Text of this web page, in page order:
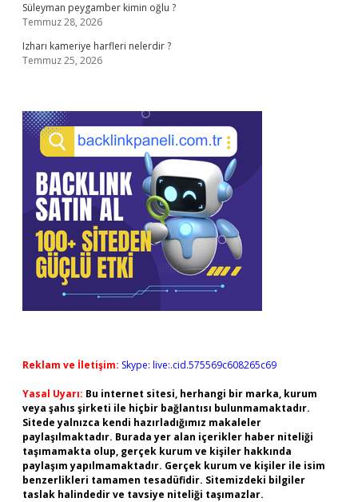
Süleyman peygamber kimin oğlu ?
Temmuz 28, 2026
Izharı kameriye harfleri nelerdir ?
Temmuz 25, 2026
Reklam ve İletişim: Skype: live:.cid.575569c608265c69
Yasal Uyarı: Bu internet sitesi, herhangi bir marka, kurum
veya şahıs şirketi ile hiçbir bağlantısı bulunmamaktadır.
Sitede yalnızca kendi hazırladığımız makaleler
paylaşılmaktadır. Burada yer alan içerikler haber niteliği
taşımamakta olup, gerçek kurum ve kişiler hakkında
paylaşım yapılmamaktadır. Gerçek kurum ve kişiler ile isim
benzerlikleri tamamen tesadüfidir. Sitemizdeki bilgiler
taslak halindedir ve tavsiye niteliği taşımazlar.